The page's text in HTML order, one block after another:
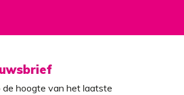
de hoogte van het laatste